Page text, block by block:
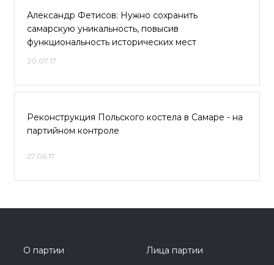
Александр Фетисов: Нужно сохранить
самарскую уникальность, повысив
функциональность исторических мест
20.07.17
Реконструкция Польского костела в Самаре - на
партийном контроле
27.06.17
О партии
Лица партии